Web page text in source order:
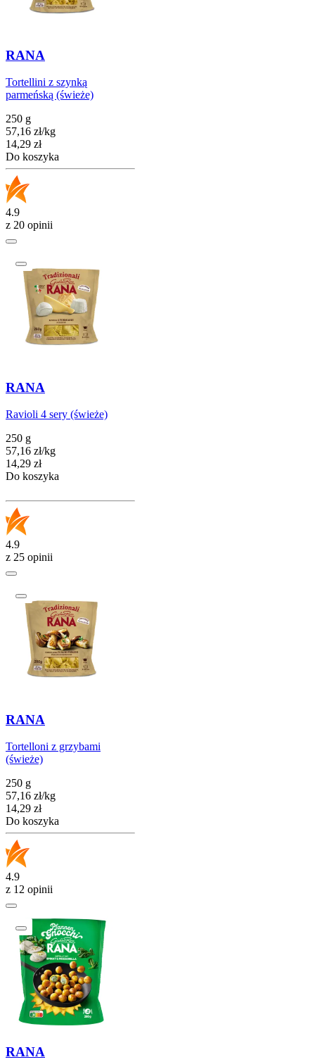
RANA
Tortellini z szynką
parmeńską (świeże)
250 g
57,16 zł/kg
Cena
14,29 zł
Do koszyka
4.9
z 20 opinii
RANA
Ravioli 4 sery (świeże)
250 g
57,16 zł/kg
Cena
14,29 zł
Do koszyka
4.9
z 25 opinii
RANA
Tortelloni z grzybami
(świeże)
250 g
57,16 zł/kg
Cena
14,29 zł
Do koszyka
4.9
z 12 opinii
RANA